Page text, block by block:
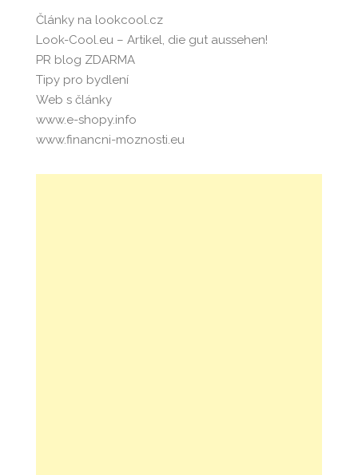
Články na lookcool.cz
Look-Cool.eu – Artikel, die gut aussehen!
PR blog ZDARMA
Tipy pro bydlení
Web s články
www.e-shopy.info
www.financni-moznosti.eu